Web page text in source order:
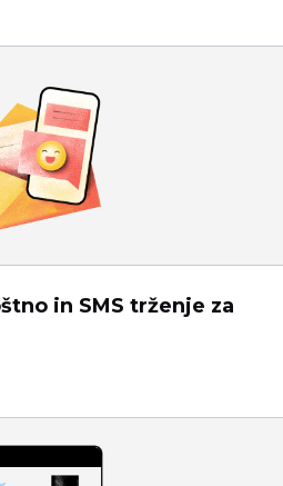
in SMS trženje za